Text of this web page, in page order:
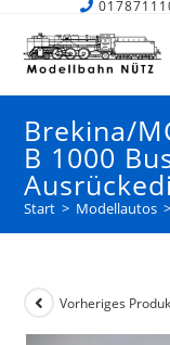
Brekina/
B 1000
Start > Modellautos >
Vorheriges